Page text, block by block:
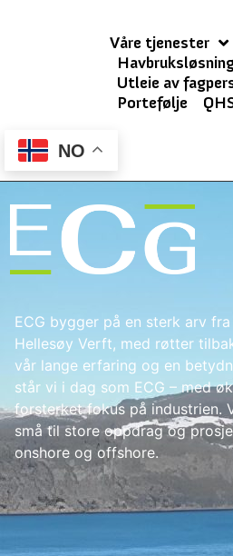
Våre tjenester
Utleie av
Portefølje
NO
ECG bygger på en sterk arv
Hellesøy Verft, med røtter
vår lange erfaring og en
står vi i dag som ECG – med
forsterket fokus på industrien.
små til store oppdrag og
onshore og offshore.